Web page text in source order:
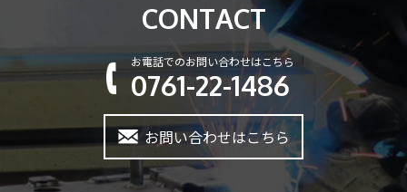
CONTACT
お電話でのお問い合わせはこちら
0761-22-1486
お問い合わせはこちら